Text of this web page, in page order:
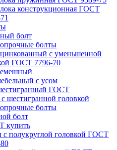
конструкционная ГОСТ
болт
болты
с уменьшенной
ГОСТ 7796-70
с усом
ГОСТ
шестигранной головкой
болты
болт
купить
полукруглой головкой ГОСТ